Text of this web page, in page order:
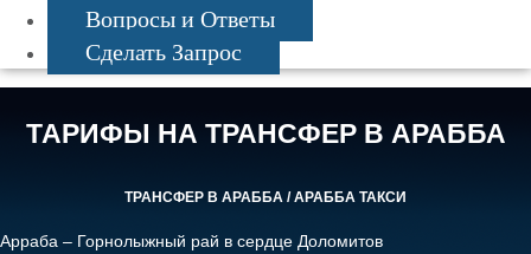
Вопросы и Ответы
Сделать Запрос
ТАРИФЫ НА ТРАНСФЕР В АРАББА
ТРАНСФЕР В АРАББА / АРАББА ТАКСИ
Арраба – Горнолыжный рай в сердце Доломитов